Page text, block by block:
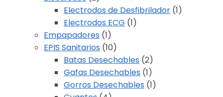
Electrodos de Desfibrilador (1)
Electrodos ECG (1)
Empapadores (1)
EPIS Sanitarios (10)
Batas Desechables (2)
Gafas Desechables (1)
Gorros Desechables (1)